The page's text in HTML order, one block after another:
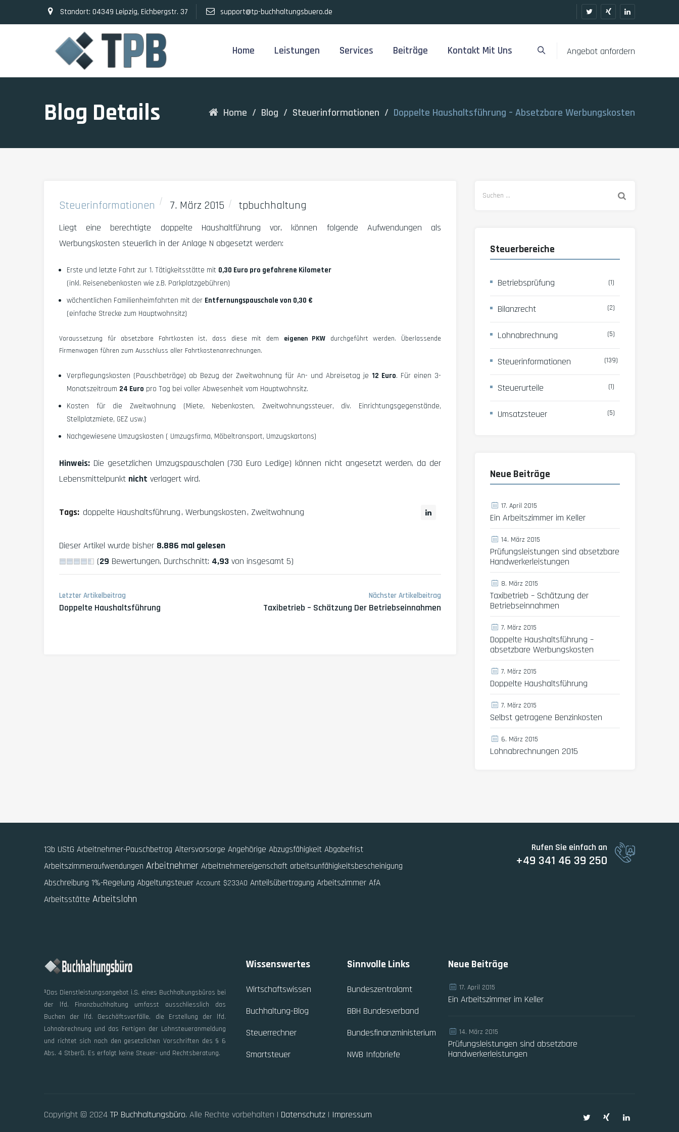
Standort: 04349 Leipzig, Eichbergstr. 37 support@tp-buchhaltungsbuero.de
Angebot anfordern
Home Leistungen Services Beiträge Kontakt Mit Uns
Blog Details Home / Blog / Steuerinformationen / Doppelte Haushaltsführung – Absetzbare Werbungskosten
Steuerinformationen 7. März 2015 tpbuchhaltung
Liegt eine berechtigte doppelte Haushaltführung vor, können folgende Aufwendungen als
Werbungskosten steuerlich in der Anlage N abgesetzt werden:
Erste und letzte Fahrt zur 1. Tätigkeitsstätte mit 0,30 Euro pro gefahrene Kilometer
(inkl. Reisenebenkosten wie z.B. Parkplatzgebühren)
wöchentlichen Familienheimfahrten mit der Entfernungspauschale von 0,30 €
(einfache Strecke zum Hauptwohnsitz)
Voraussetzung für absetzbare Fahrtkosten ist, dass diese mit dem eigenen PKW durchgeführt werden. Überlassende
Firmenwagen führen zum Ausschluss aller Fahrtkostenanrechnungen.
Verpflegungskosten (Pauschbeträge) ab Bezug der Zweitwohnung für An- und Abreisetag je 12 Euro. Für einen 3-
Monatszeitraum 24 Euro pro Tag bei voller Abwesenheit vom Hauptwohnsitz.
Kosten für die Zweitwohnung (Miete, Nebenkosten, Zweitwohnungssteuer, div. Einrichtungsgegenstände,
Stellplatzmiete, GEZ usw.)
Nachgewiesene Umzugskosten ( Umzugsfirma, Möbeltransport, Umzugskartons)
Hinweis: Die gesetzlichen Umzugspauschalen (730 Euro Ledige) können nicht angesetzt werden, da der
Lebensmittelpunkt nicht verlagert wird.
Tags: doppelte Haushaltsführung Werbungskosten Zweitwohnung
Dieser Artikel wurde bisher 8.886 mal gelesen
(29 Bewertungen, Durchschnitt: 4,93 von insgesamt 5)
Letzter Artikelbeitrag
Doppelte Haushaltsführung
Nächster Artikelbeitrag
Taxibetrieb – Schätzung Der Betriebseinnahmen
Steuerbereiche
Betriebsprüfung (1)
Bilanzrecht (2)
Lohnabrechnung (5)
Steuerinformationen (139)
Steuerurteile (1)
Umsatzsteuer (5)
Neue Beiträge
17. April 2015
Ein Arbeitszimmer im Keller
14. März 2015
Prüfungsleistungen sind absetzbare
Handwerkerleistungen
8. März 2015
Taxibetrieb – Schätzung der
Betriebseinnahmen
7. März 2015
Doppelte Haushaltsführung –
absetzbare Werbungskosten
7. März 2015
Doppelte Haushaltsführung
7. März 2015
Selbst getragene Benzinkosten
6. März 2015
Lohnabrechnungen 2015
13b UStG Arbeitnehmer-Pauschbetrag Altersvorsorge Angehörige Abzugsfähigkeit Abgabefrist
Arbeitszimmeraufwendungen Arbeitnehmer Arbeitnehmereigenschaft arbeitsunfähigkeitsbescheinigung
Abschreibung 1%-Regelung Abgeltungsteuer Account $233AO Anteilsübertragung Arbeitszimmer AfA
Arbeitsstätte Arbeitslohn
Rufen Sie einfach an
+49 341 46 39 250
¹Das Dienstleistungsangebot i.S. eines Buchhaltungsbüros bei
der lfd. Finanzbuchhaltung umfasst ausschliesslich das
Buchen der lfd. Geschäftsvorfälle, die Erstellung der lfd.
Lohnabrechnung und das Fertigen der Lohnsteueranmeldung
und richtet sich nach den gesetzlichen Vorschriften des § 6
Abs. 4 StberG. Es erfolgt keine Steuer- und Rechtsberatung.
Wissenswertes
Wirtschaftswissen
Buchhaltung-Blog
Steuerrechner
Smartsteuer
Sinnvolle Links
Bundeszentralamt
BBH Bundesverband
Bundesfinanzministerium
NWB Infobriefe
Neue Beiträge
17. April 2015
Ein Arbeitszimmer im Keller
14. März 2015
Prüfungsleistungen sind absetzbare
Handwerkerleistungen
Copyright © 2024 TP Buchhaltungsbüro. Alle Rechte vorbehalten | Datenschutz | Impressum